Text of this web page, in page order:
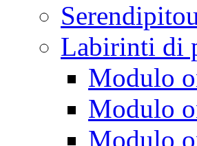
Labirinti di
Modulo
Modulo
Modulo